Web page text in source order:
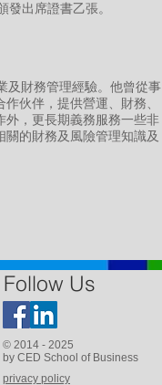
出席證書乙張。
及財務管理經驗。他曾從事
伙伴，提供營運、財務、
外，更長期義務服務一些非
的財務及風險管理知識及
Follow Us
© 2014 - 2025
by CED School of Business
privacy policy